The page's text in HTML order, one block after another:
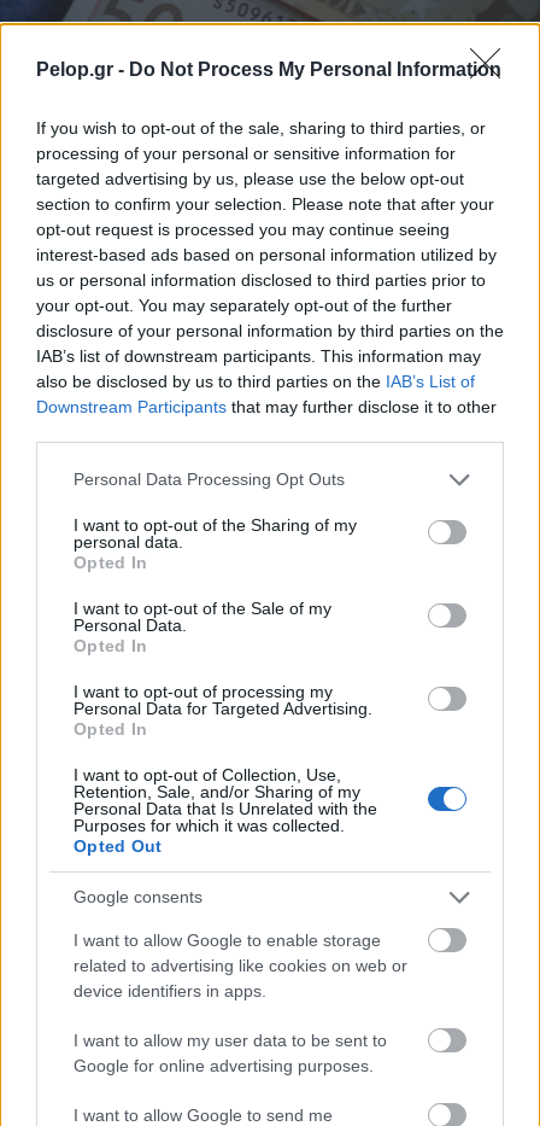
Pelop.gr - Do Not Process My Personal Information
If you wish to opt-out of the sale, sharing to third parties, or
processing of your personal or sensitive information for
targeted advertising by us, please use the below opt-out
section to confirm your selection. Please note that after your
opt-out request is processed you may continue seeing
interest-based ads based on personal information utilized by
us or personal information disclosed to third parties prior to
your opt-out. You may separately opt-out of the further
disclosure of your personal information by third parties on the
IAB’s list of downstream participants. This information may
also be disclosed by us to third parties on the IAB’s List of
Downstream Participants that may further disclose it to other
Please note that this website/app uses one or more Google
not limited to your visit or usage behaviour. You may click to
grant or deny consent to Google and its third-party tags to
use your data for below specified purposes in below Google
consent section.
Personal Data Processing Opt Outs
I want to opt-out of the Sharing of my
personal data.
Opted In
I want to opt-out of the Sale of my
Personal Data.
Opted In
I want to opt-out of processing my
Personal Data for Targeted Advertising.
Opted In
I want to opt-out of Collection, Use,
Retention, Sale, and/or Sharing of my
Personal Data that Is Unrelated with the
Purposes for which it was collected.
Opted Out
Google consents
I want to allow Google to enable storage
related to advertising like cookies on web or
device identifiers in apps.
I want to allow my user data to be sent to
Google for online advertising purposes.
I want to allow Google to send me
«Φίλτρο» της ΑΑΔΕ στις τραπεζικές καταθέσεις: Πότε
το χαρτζιλίκι και οι αναλήψεις θεωρούνται κρυφή
δωρεά
Το «ντόνατ» της OpenAI: Όλα όσα ξέρουμε για την
πρώτη της συσκευή με υπογραφή Jony Ive
«Πανικός» στο πανηγύρι της Οβρυάς με Βελισσάρη
ΒΙΝΤΕΟ